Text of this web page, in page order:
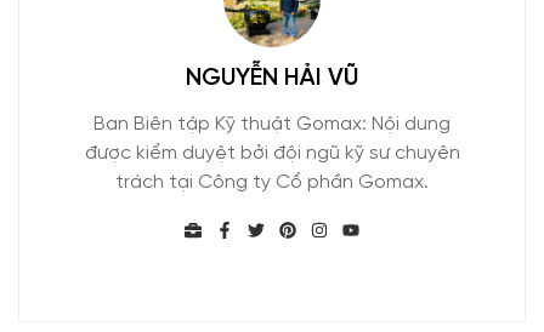
NGUYỄN HẢI VŨ
Ban Biên tập Kỹ thuật Gomax: Nội dung
được kiểm duyệt bởi đội ngũ kỹ sư chuyên
trách tại Công ty Cổ phần Gomax.